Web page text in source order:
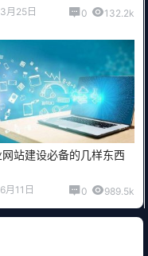
月25日 0 132.2k
站建设必备的几样东西
月11日 0 989.5k